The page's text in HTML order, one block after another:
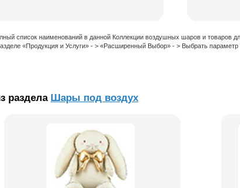
список наименований в данной Коллекции воздушных шаров и товаров
«Продукция и Услуги» - > «Расширенный Выбор» - > Выбрать параметр
раздела Шары под воздух